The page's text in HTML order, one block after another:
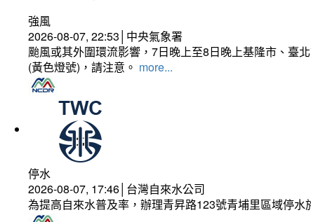
強風
2026-08-07, 22:53│中央氣象署
颱風或其外圍環流影響，7日晚上至8日晚上基隆市、臺
(黃色燈號)，請注意。 more...
停水
2026-08-07, 17:46│台灣自來水公司
為提高自來水普及率，辦理青昇路123號青埔里區域停水